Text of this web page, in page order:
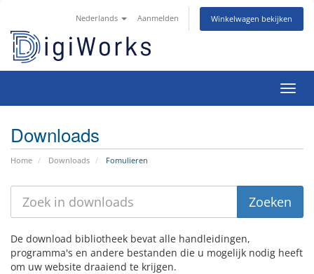
Nederlands Aanmelden Winkelwagen bekijken
Downloads
Home Downloads Fomulieren
De download bibliotheek bevat alle handleidingen,
programma's en andere bestanden die u mogelijk nodig heeft
om uw website draaiend te krijgen.